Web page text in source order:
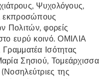
Ψυχολόγους,
εκπροσώπους
Πολιτών, φορείς
ευρύ κοινό. ΟΜΙΛΙΑ
Ισότητας
Σησιού, Τομεάρχισσα
της